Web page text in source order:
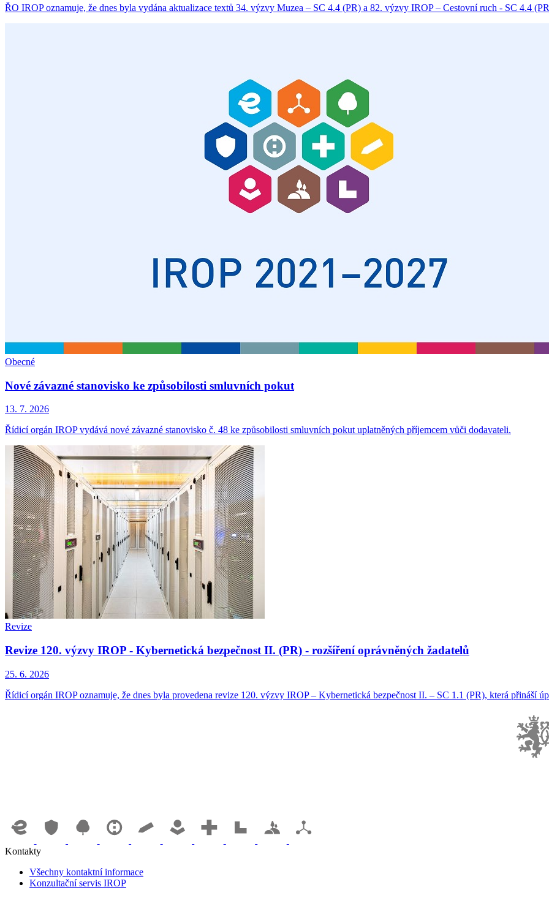
ŘO IROP oznamuje, že dnes byla vydána aktualizace textů 34. výzvy Muzea – SC 4.4 (PR) a 82. výzvy IROP – Cestovní ruch - SC 4.4
Obecné
Nové závazné stanovisko ke způsobilosti smluvních pokut
13. 7. 2026
Řídicí orgán IROP vydává nové závazné stanovisko č. 48 ke způsobilosti smluvních pokut uplatněných příjemcem vůči dodavateli.
Revize
Revize 120. výzvy IROP - Kybernetická bezpečnost II. (PR) - rozšíření oprávněných žadatelů
25. 6. 2026
Řídicí orgán IROP oznamuje, že dnes byla provedena revize 120. výzvy IROP – Kybernetická bezpečnost II. – SC 1.1 (PR), která přináší
Kontakty
Všechny kontaktní informace
Konzultační servis IROP